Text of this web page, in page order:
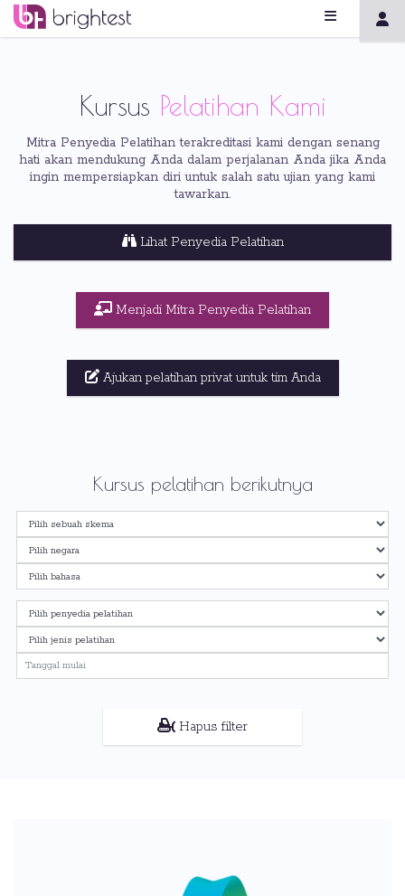
Kursus Pelatihan Kami
Mitra Penyedia Pelatihan terakreditasi kami dengan senang
hati akan mendukung Anda dalam perjalanan Anda jika Anda
ingin mempersiapkan diri untuk salah satu ujian yang kami
tawarkan.
Lihat Penyedia Pelatihan
Menjadi Mitra Penyedia Pelatihan
Ajukan pelatihan privat untuk tim Anda
Kursus pelatihan berikutnya
Hapus filter